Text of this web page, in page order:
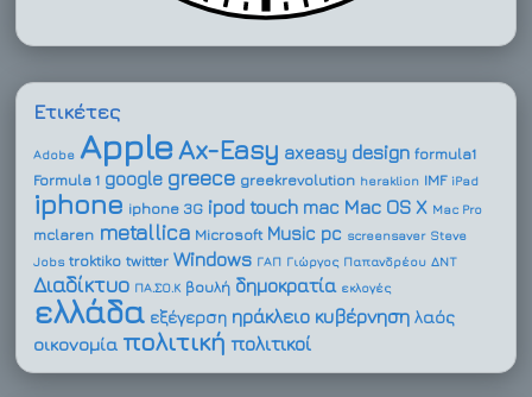
Ετικέτες
Adobe AppleAx-Easy axeasy design formula1
Formula 1 google greece greekrevolution heraklion IMF iPad
iphone iphone 3G ipod touch mac Mac OS X Mac Pro
mclaren metallica Microsoft Music pc screensaver Steve
Jobs troktiko twitter Windows ΓΑΠ Γιώργος Παπανδρέου ΔΝΤ
Διαδίκτυο ΠΑ.ΣΟ.Κ βουλή δημοκρατία εκλογές
ελλάδα εξέγερση ηράκλειο κυβέρνηση λαός
οικονομία πολιτική πολιτικοί